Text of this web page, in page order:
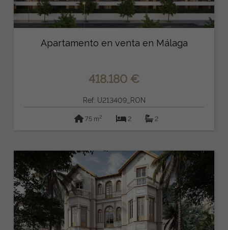
Apartamento en venta en Málaga
418.180 €
Ref: U213409_RON
75 m2 2 2